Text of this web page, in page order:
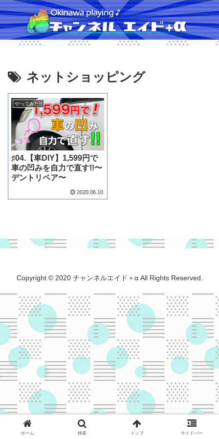
ネットショッピング
やってみた!!
♯04.【車DIY】1,599円で
車の凹みを自力で直す!!〜
デントリペア〜
2020.06.10
Copyright © 2020 チャンネルエイド＋α All Rights Reserved.
ホーム 検索 トップ サイドバー